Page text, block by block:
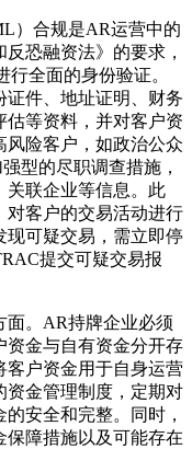
）合规是AR运营中的
恐融资法》的要求，
全面的身份验证。
件、地址证明、财务
等资料，并对客户资
险客户，如政治公众
型的尽职调查措施，
关联企业等信息。此
对客户的交易活动进行
现可疑交易，需立即停
提交可疑交易报
面。AR持牌企业必须
资金与自有资金分开存
客户资金用于自身运营
资金管理制度，定期对
安全和完整。同时，
保障措施以及可能存在